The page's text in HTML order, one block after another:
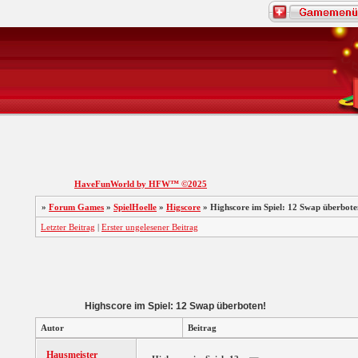
HaveFunWorld by HFW™ ©2025
» Forum Games » SpielHoelle » Higscore » Highscore im Spiel: 12 Swap
Letzter Beitrag | Erster ungelesener Beitrag
Highscore im Spiel: 12 Swap überboten!
Autor Beitrag
Hausmeister